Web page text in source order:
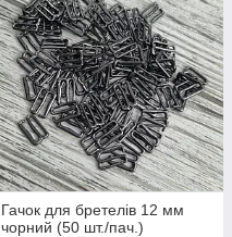
Гачок для бретелів 12 мм
чорний (50 шт./пач.)